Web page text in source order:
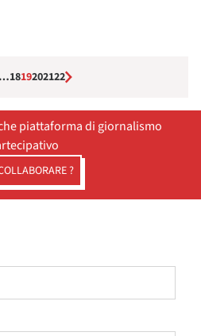
1819202122
piattaforma di giornalismo
?